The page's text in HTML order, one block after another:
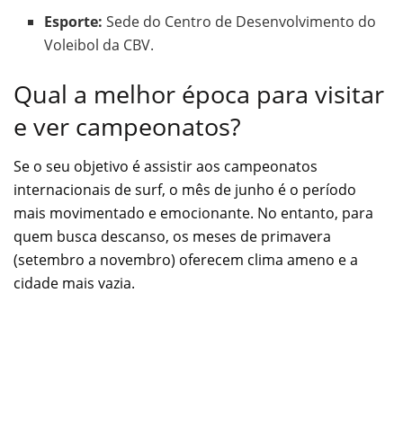
Esporte: Sede do Centro de Desenvolvimento do
Voleibol da CBV.
Qual a melhor época para visitar
e ver campeonatos?
Se o seu objetivo é assistir aos campeonatos
internacionais de surf, o mês de junho é o período
mais movimentado e emocionante. No entanto, para
quem busca descanso, os meses de primavera
(setembro a novembro) oferecem clima ameno e a
cidade mais vazia.